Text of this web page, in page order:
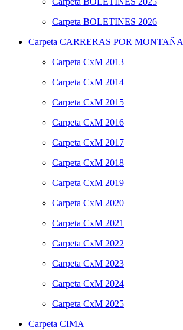
Carpeta BOLETINES 2026
Carpeta CARRERAS POR MONTAÑA
Carpeta CxM 2013
Carpeta CxM 2014
Carpeta CxM 2015
Carpeta CxM 2016
Carpeta CxM 2017
Carpeta CxM 2018
Carpeta CxM 2019
Carpeta CxM 2020
Carpeta CxM 2021
Carpeta CxM 2022
Carpeta CxM 2023
Carpeta CxM 2024
Carpeta CxM 2025
Carpeta CIMA